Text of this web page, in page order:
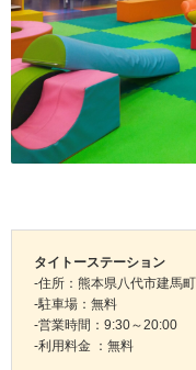
タイトーステーション
-住所：熊本県八代市建馬
-駐車場：無料
-営業時間：9:30～20:00
-利用料金 ：無料